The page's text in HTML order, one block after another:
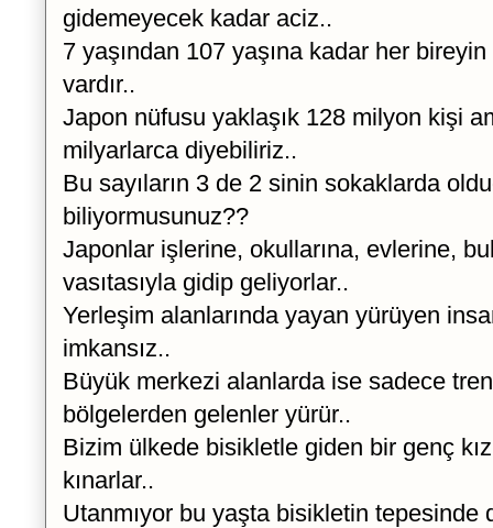
gidemeyecek kadar aciz..
7 yaşından 107 yaşına kadar her
vardır..
Japon nüfusu yaklaşık 128 milyon kişi
milyarlarca diyebiliriz..
Bu sayıların 3 de 2 sinin sokaklarda
biliyormusunuz??
Japonlar işlerine, okullarına, evlerine,
vasıtasıyla gidip geliyorlar..
Yerleşim alanlarında yayan yürüyen
imkansız..
Büyük merkezi alanlarda ise sadece
bölgelerden gelenler yürür..
Bizim ülkede bisikletle giden bir genç
kınarlar..
Utanmıyor bu yaşta bisikletin tepesinde